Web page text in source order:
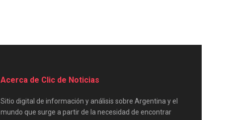
Acerca de Clic de Noticias
Sitio digital de información y análisis sobre Argentina y el
mundo que surge a partir de la necesidad de encontrar